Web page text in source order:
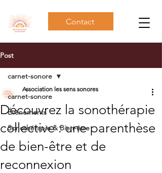
Contact
Post
carnet-sonore
Évènements
Sonothérapie & Bien-être
carnet-sonore
Découvrez la sonothérapie
collective : une parenthèse
de bien-être et de
reconnexion
Association les sens sonores